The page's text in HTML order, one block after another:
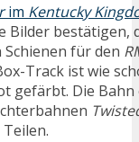
im Kentucky
Bilder bestätigen,
für den
Track ist wie
gefärbt. Die Bahn